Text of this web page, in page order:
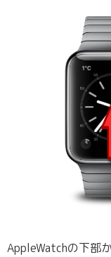
AppleWatchの下部